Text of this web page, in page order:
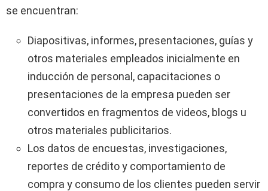
se encuentran:
Diapositivas, informes, presentaciones, guías y
otros materiales empleados inicialmente en
inducción de personal, capacitaciones o
presentaciones de la empresa pueden ser
convertidos en fragmentos de videos, blogs u
otros materiales publicitarios.
Los datos de encuestas, investigaciones,
reportes de crédito y comportamiento de
compra y consumo de los clientes pueden servir